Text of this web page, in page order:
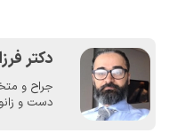
دکتر
جراح و
دست و زانو